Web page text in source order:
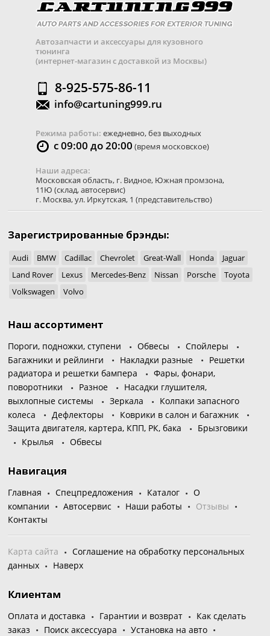
Автозапчасти и аксессуары для кузовного
тюнинга
(интернет-магазин с доставкой из Москвы)
8-925-575-86-11
info@cartuning999.ru
Режима работы: ежедневно, без выходных
с 09:00 до 20:00 (время московское)
Наши адреса:
Московская область, г. Видное, Южная промзона,
11Ю (склад, автосервис)
г. Москва,ул. Иркутская, 1 (представительство)
Зарегистрированные брэнды:
Audi BMW Cadillac Chevrolet Great-Wall Honda
Jaguar
Land Rover
Lexus Mercedes-Benz Nissan Porsche
Toyota
Volkswagen
Volvo
Наш ассортимент
Пороги, подножки, ступени Обвесы
Спойлеры
Багажники и рейлинги
Накладки разные
Решетки
радиатора и решетки бампера
Фары, фонари,
поворотники
Разное
Насадки глушителя,
выхлопные системы
Зеркала
Колпаки запасного
колеса
Дефлекторы
Коврики в салон и багажник
Защита двигателя, картера, КПП, РК, бака
Брызговики
Крылья
Обвесы
Навигация
Главная Спецпредложения Каталог
О
компании
Автосервис Наши работы
Отзывы
Контакты
Карта сайта
Соглашение на обработку персональных
данных
Наверх
Клиентам
Оплата и доставка Гарантии и возврат
Как сделать
заказ
Поиск аксессуара Установка на авто